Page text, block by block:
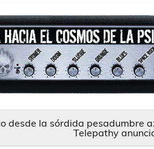
desde la sórdida pesadumbre
Telepathy